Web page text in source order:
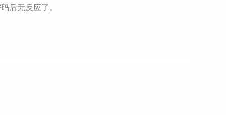
后无反应了。